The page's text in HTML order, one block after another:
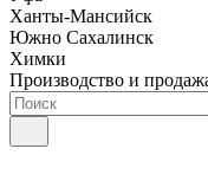
Ханты-Мансийск
Южно Сахалинск
Химки
Производство и